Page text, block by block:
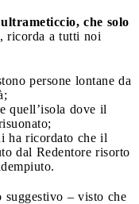
che solo
, ricorda a tutti noi
persone lontane da
quell’isola dove il
ha ricordato che il
dal Redentore risorto
suggestivo – visto che